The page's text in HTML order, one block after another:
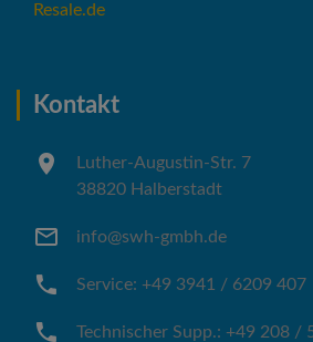
Resale.de
Kontakt
Luther-Augustin-Str. 7
38820 Halberstadt
info@swh-gmbh.de
Service: +49 3941 / 6209 407
Technischer Supp.: +49 208 /